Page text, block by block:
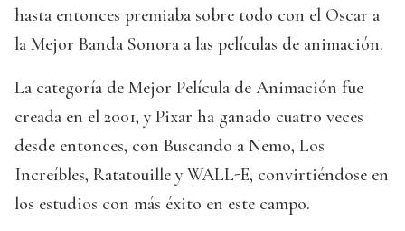
hasta entonces premiaba sobre todo con el Oscar a
la Mejor Banda Sonora a las películas de animación.
La categoría de Mejor Película de Animación fue
creada en el 2001, y Pixar ha ganado cuatro veces
desde entonces, con Buscando a Nemo, Los
Increíbles, Ratatouille y WALL-E, convirtiéndose en
los estudios con más éxito en este campo.